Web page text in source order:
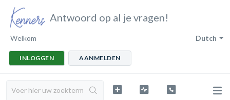
Antwoord op al je vragen!
Dutch
Welkom
INLOGGEN AANMELDEN